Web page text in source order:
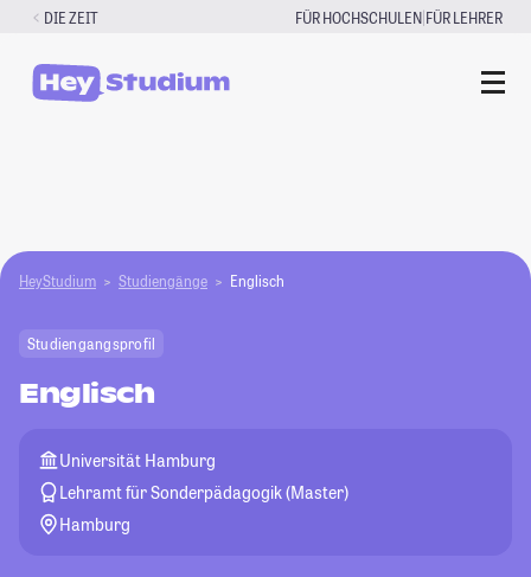
Zum
springen
DIE ZEIT FÜR HOCHSCHULEN|FÜR LEHRER
HeyStudium Studiengänge Englisch
Studiengangsprofil
Englisch
Universität Hamburg
Lehramt für Sonderpädagogik (Master)
Hamburg